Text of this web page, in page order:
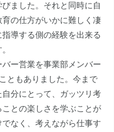
ました。それと同時に自
の仕方がいかに難しく凄
導する側の経験を出来る
ー営業を事業部メンバー
ともありました。今まで
分にとって、ガッツリ考
との楽しさを学ぶことが
なく、考えながら仕事す